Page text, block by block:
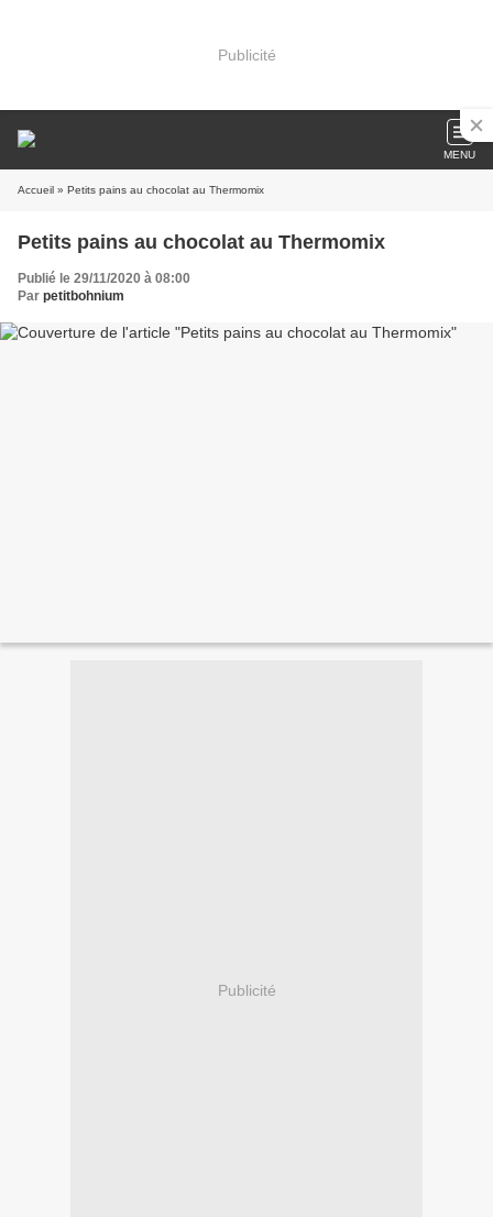
Publicité
MENU
Accueil » Petits pains au chocolat au Thermomix
Petits pains au chocolat au Thermomix
Publié le 29/11/2020 à 08:00
Par petitbohnium
Publicité